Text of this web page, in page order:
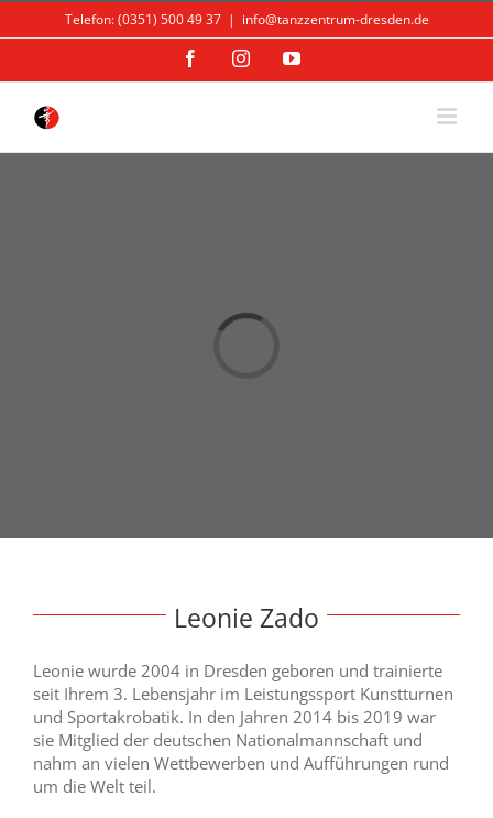
to
Telefon: (0351) 500 49 37 | info@tanzzentrum-dresden.de
FacebookInstagramYouTube
Leonie Zado
Leonie wurde 2004 in Dresden geboren und trainierte
seit Ihrem 3. Lebensjahr im Leistungssport Kunstturnen
und Sportakrobatik. In den Jahren 2014 bis 2019 war
sie Mitglied der deutschen Nationalmannschaft und
nahm an vielen Wettbewerben und Aufführungen rund
um die Welt teil.